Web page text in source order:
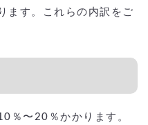
ます。これらの内訳をご
％〜20％かかります。